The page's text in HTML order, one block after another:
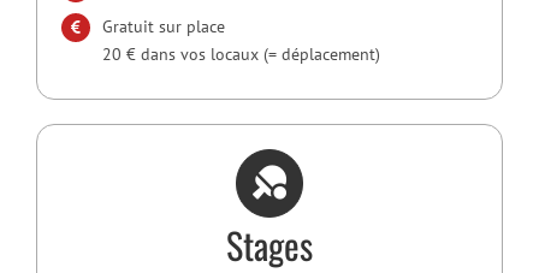
Gratuit sur place
20 € dans vos locaux (= déplacement)
Stages